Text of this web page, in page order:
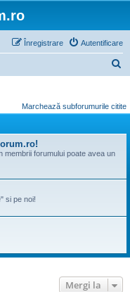
Autentificare
Înregistrare
t
Marchează subforumurile citite
membrii forumului poate avea un
si pe noi!
Mergi la